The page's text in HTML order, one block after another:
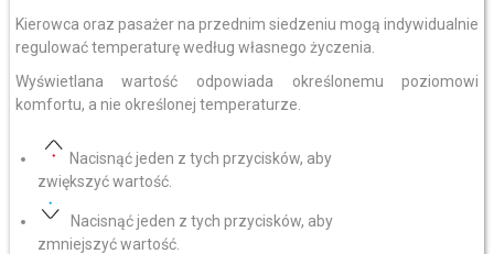
Kierowca oraz pasażer na przednim siedzeniu mogą indywidualnie
regulować temperaturę według własnego życzenia.
Wyświetlana wartość odpowiada określonemu poziomowi
komfortu, a nie określonej temperaturze.
Nacisnąć jeden z tych przycisków, aby
zwiększyć wartość.
Nacisnąć jeden z tych przycisków, aby
zmniejszyć wartość.